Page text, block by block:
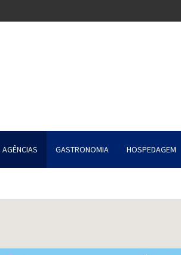
AGÊNCIAS GASTRONOMIA HOSPEDAGEM